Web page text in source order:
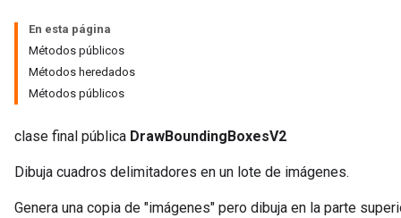
En esta página
Métodos públicos
Métodos heredados
Métodos públicos
clase final pública DrawBoundingBoxesV2
Dibuja cuadros delimitadores en un lote de imágenes.
Genera una copia de "imágenes" pero dibuja en la parte